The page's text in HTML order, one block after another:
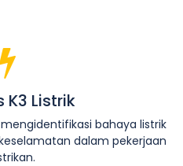
K3 Listrik
bahaya listrik
dalam pekerjaan